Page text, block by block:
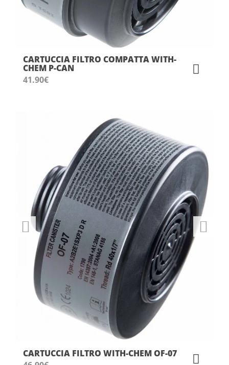
CARTUCCIA FILTRO COMPATTA WITH-
CHEM P-CAN
41.90€
CARTUCCIA FILTRO WITH-CHEM OF-07